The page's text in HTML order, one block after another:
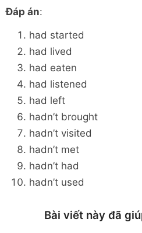
Đáp án:
had started
had lived
had eaten
had listened
had left
hadn’t brought
hadn’t visited
hadn’t met
hadn’t had
hadn’t used
Bài viết này đã